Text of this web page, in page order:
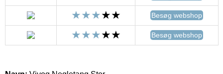
Besøg webshop
Besøg webshop